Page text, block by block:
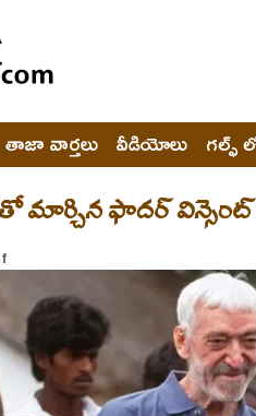
తాజా వార్తలు వీడియోలు గల్ఫ్
మార్చిన ఫాదర్